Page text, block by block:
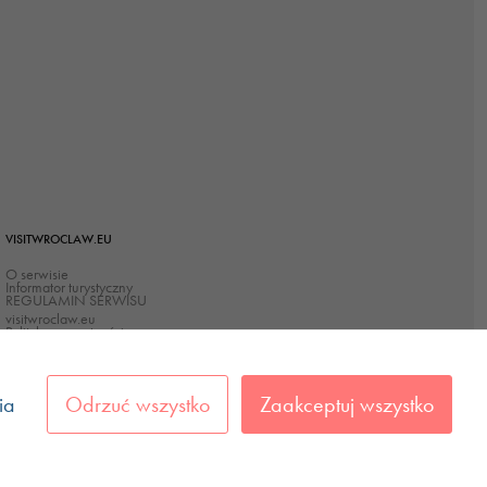
VISITWROCLAW.EU
O serwisie
Informator turystyczny
REGULAMIN SERWISU
visitwroclaw.eu
Polityka prywatności
Odrzuć wszystko Zaakceptuj wszystko